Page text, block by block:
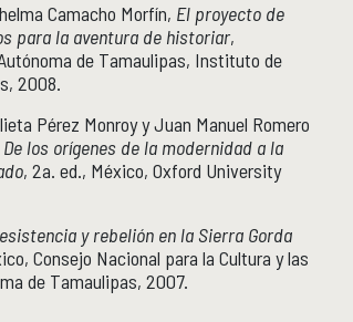
Camacho Morfín, El proyecto de
para la aventura de historiar,
de Tamaulipas, Instituto de
2008.
Pérez Monroy y Juan Manuel Romero
los orígenes de la modernidad a la
, 2a. ed., México, Oxford University
y rebelión en la Sierra Gorda
Consejo Nacional para la Cultura y las
de Tamaulipas, 2007.